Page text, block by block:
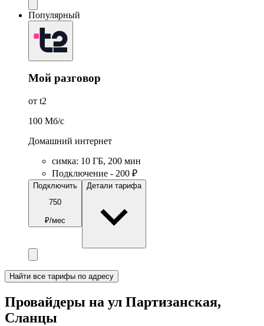
Популярный
Мой разговор
от t2
100 Мб/c
Домашний интернет
симка: 10 ГБ, 200 мин
Подключение - 200 ₽
Подключить
750
₽/мес
Детали тарифа
Найти все тарифы по адресу
Провайдеры на ул Партизанская,
Сланцы